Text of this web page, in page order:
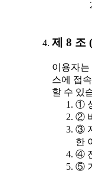
제 8 조
이용자는
스에 접
할 수 있
①
②
③
한
④
⑤